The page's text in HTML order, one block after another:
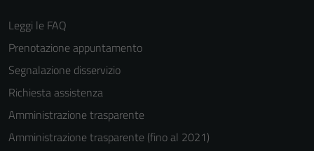
Leggi le FAQ
Prenotazione appuntamento
Segnalazione disservizio
Richiesta assistenza
Amministrazione trasparente
Amministrazione trasparente (fino al 2021)